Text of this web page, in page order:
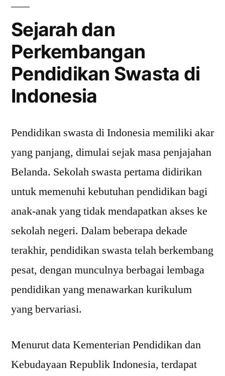
Sejarah dan
Perkembangan
Pendidikan Swasta di
Indonesia
Pendidikan swasta di Indonesia memiliki akar
yang panjang, dimulai sejak masa penjajahan
Belanda. Sekolah swasta pertama didirikan
untuk memenuhi kebutuhan pendidikan bagi
anak-anak yang tidak mendapatkan akses ke
sekolah negeri. Dalam beberapa dekade
terakhir, pendidikan swasta telah berkembang
pesat, dengan munculnya berbagai lembaga
pendidikan yang menawarkan kurikulum
yang bervariasi.
Menurut data Kementerian Pendidikan dan
Kebudayaan Republik Indonesia, terdapat